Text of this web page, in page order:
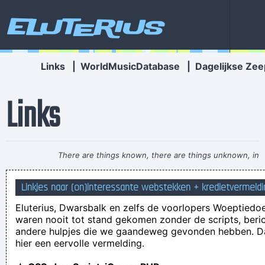
Eluterius
Links WorldMusicDatabase Dagelijkse
Links
There are things known, there are things unknown, in
between are doors~ Jim Morrison
Ik heb vandaag een stuk of 4 'reels' op facebook niét
bekeken. Mijn leven suckt!
Voedseldief verschranst zich in de kelder van een
er is de afgelopen eeuwen dan ook veel te veel stront
Linkjes naar (on)interessante webstekken +
Eluterius, Dwarsbalk en zelfs de voorlopers
waren nooit tot stand gekomen zonder de scripts,
andere hulpjes die we gaandeweg gevonden hebben.
hier een eervolle vermelding.